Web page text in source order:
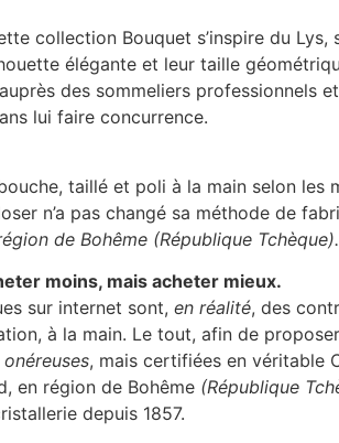
collection Bouquet s’inspire du
élégante et leur taille
des sommeliers professionnels
lui faire concurrence.
taillé et poli à la main selon les
n’a pas changé sa méthode de
de Bohême (République Tchèque).
moins, mais acheter mieux.
sur internet sont, en réalité, des
à la main. Le tout, afin de
, mais certifiées en véritable
en région de Bohême (République
depuis 1857.